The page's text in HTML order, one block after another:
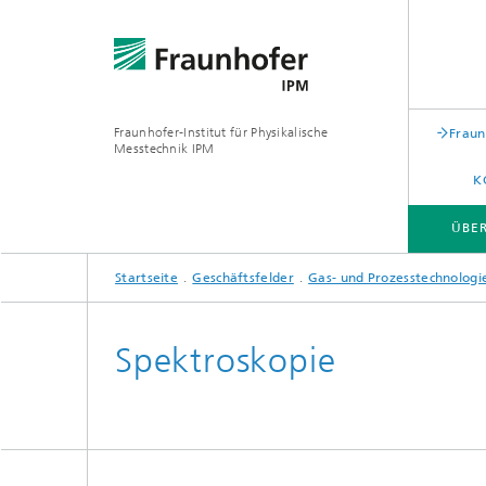
Fraunhofer-Institut für Physikalische
Messtechnik IPM
ÜBER FRAUNHOFER IPM
GESCHÄFTSFELDER
Anwendungen
DIENSTLEISTUNGEN | AUSSTATTUNG
Startseite Geschäftsfelder Gas- und
Spektroskopie